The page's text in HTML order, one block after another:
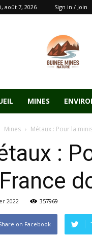
août 7, 2026 Sign in / Join
MINES
Mines Métaux : Pour la
:
2022 357969
on Facebook